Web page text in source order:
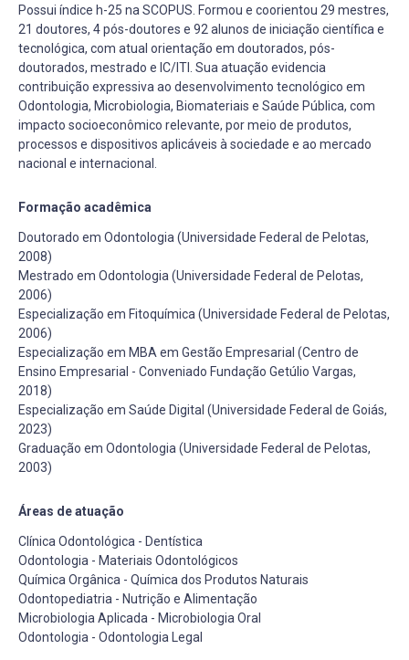
Possui índice h-25 na SCOPUS. Formou e coorientou 29 mestres,
21 doutores, 4 pós-doutores e 92 alunos de iniciação científica e
tecnológica, com atual orientação em doutorados, pós-
doutorados, mestrado e IC/ITI. Sua atuação evidencia
contribuição expressiva ao desenvolvimento tecnológico em
Odontologia, Microbiologia, Biomateriais e Saúde Pública, com
impacto socioeconômico relevante, por meio de produtos,
processos e dispositivos aplicáveis à sociedade e ao mercado
nacional e internacional.
Formação acadêmica
Doutorado em Odontologia (Universidade Federal de Pelotas,
2008)
Mestrado em Odontologia (Universidade Federal de Pelotas,
2006)
Especialização em Fitoquímica (Universidade Federal de Pelotas,
2006)
Especialização em MBA em Gestão Empresarial (Centro de
Ensino Empresarial - Conveniado Fundação Getúlio Vargas,
2018)
Especialização em Saúde Digital (Universidade Federal de Goiás,
2023)
Graduação em Odontologia (Universidade Federal de Pelotas,
2003)
Áreas de atuação
Clínica Odontológica - Dentística
Odontologia - Materiais Odontológicos
Química Orgânica - Química dos Produtos Naturais
Odontopediatria - Nutrição e Alimentação
Microbiologia Aplicada - Microbiologia Oral
Odontologia - Odontologia Legal